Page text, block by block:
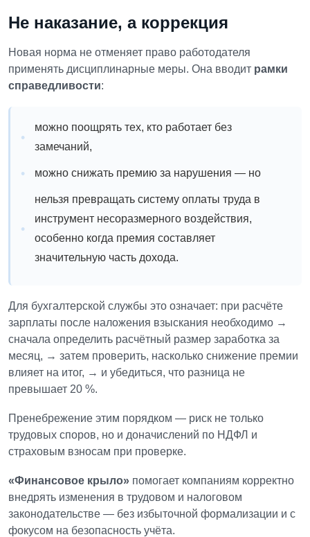
Не наказание, а коррекция
Новая норма не отменяет право работодателя
применять дисциплинарные меры. Она вводит рамки
справедливости:
можно поощрять тех, кто работает без
замечаний,
можно снижать премию за нарушения — но
нельзя превращать систему оплаты труда в
инструмент несоразмерного воздействия,
особенно когда премия составляет
значительную часть дохода.
Для бухгалтерской службы это означает: при расчёте
зарплаты после наложения взыскания необходимо →
сначала определить расчётный размер заработка за
месяц, → затем проверить, насколько снижение премии
влияет на итог, → и убедиться, что разница не
превышает 20 %.
Пренебрежение этим порядком — риск не только
трудовых споров, но и доначислений по НДФЛ и
страховым взносам при проверке.
«Финансовое крыло» помогает компаниям корректно
внедрять изменения в трудовом и налоговом
законодательстве — без избыточной формализации и с
фокусом на безопасность учёта.